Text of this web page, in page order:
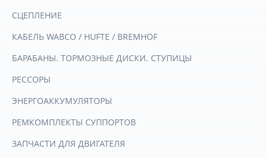
СЦЕПЛЕНИЕ
КАБЕЛЬ WABCO / HUFTE / BREMHOF
БАРАБАНЫ. ТОРМОЗНЫЕ ДИСКИ. СТУПИЦЫ
РЕССОРЫ
ЭНЕРГОАККУМУЛЯТОРЫ
РЕМКОМПЛЕКТЫ СУППОРТОВ
ЗАПЧАСТИ ДЛЯ ДВИГАТЕЛЯ